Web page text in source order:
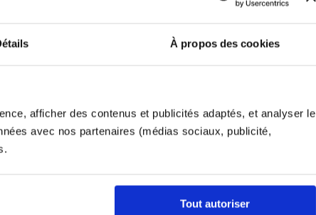
À propos des cookies
afficher des contenus et publicités adaptés, et analyser le
avec nos partenaires (médias sociaux, publicité,
Tout autoriser